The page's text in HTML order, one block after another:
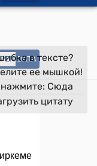
DATAв тексте?
ее мышкой!
Сюда
цитату